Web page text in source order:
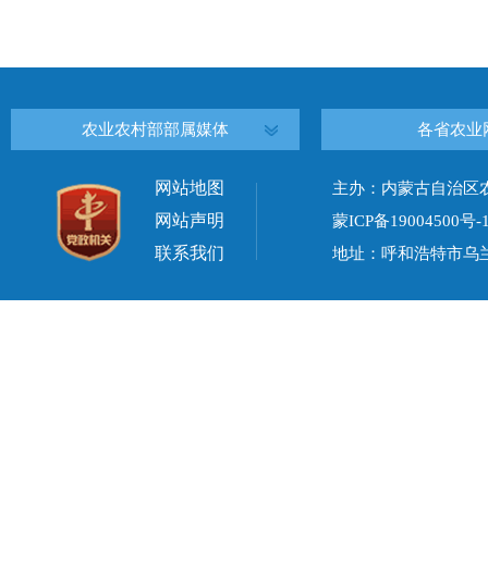
农业农村部部属媒体 各省农业
网站地图
网站声明
联系我们
主办：内蒙古自治
蒙ICP备19004500号-
地址：呼和浩特市